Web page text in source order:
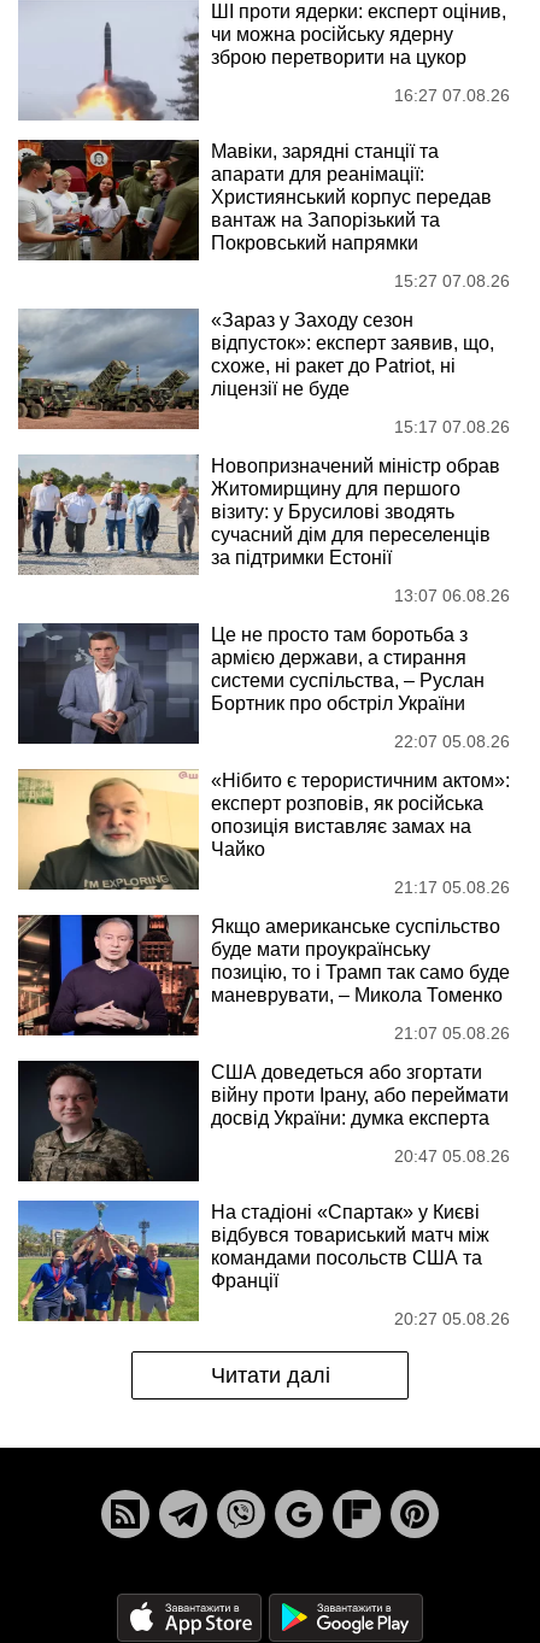
ШІ проти ядерки: експерт оцінив,
чи можна російську ядерну
зброю перетворити на цукор
16:27 07.08.26
Мавіки, зарядні станції та
апарати для реанімації:
Християнський корпус передав
вантаж на Запорізький та
Покровський напрямки
15:27 07.08.26
«Зараз у Заходу сезон
відпусток»: експерт заявив, що,
схоже, ні ракет до Patriot, ні
ліцензії не буде
15:17 07.08.26
Новопризначений міністр обрав
Житомирщину для першого
візиту: у Брусилові зводять
сучасний дім для переселенців
за підтримки Естонії
13:07 06.08.26
Це не просто там боротьба з
армією держави, а стирання
системи суспільства, – Руслан
Бортник про обстріл України
22:07 05.08.26
«Нібито є терористичним актом»:
експерт розповів, як російська
опозиція виставляє замах на
Чайко
21:17 05.08.26
Якщо американське суспільство
буде мати проукраїнську
позицію, то і Трамп так само буде
маневрувати, – Микола Томенко
21:07 05.08.26
США доведеться або згортати
війну проти Ірану, або переймати
досвід України: думка експерта
20:47 05.08.26
На стадіоні «Спартак» у Києві
відбувся товариський матч між
командами посольств США та
Франції
20:27 05.08.26
Читати далі